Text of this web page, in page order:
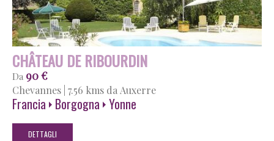
CHÂTEAU DE RIBOURDIN
Da 90 €
Chevannes 7.56 kms da Auxerre
Francia Borgogna Yonne
DETTAGLI